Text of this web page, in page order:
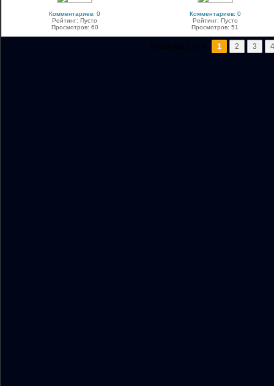
Комментариев: 0
Рейтинг: Пусто
Просмотров: 60
Комментариев: 0
Рейтинг: Пусто
Просмотров: 51
1 2 3 4